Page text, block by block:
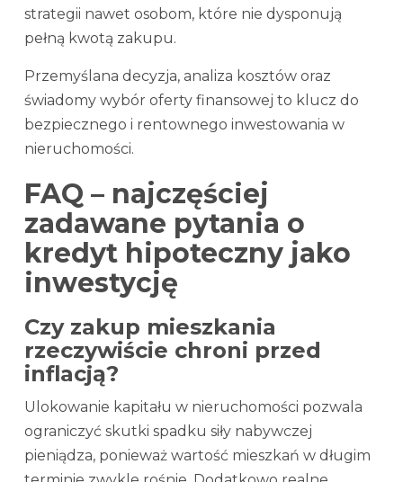
strategii nawet osobom, które nie dysponują
pełną kwotą zakupu.
Przemyślana decyzja, analiza kosztów oraz
świadomy wybór oferty finansowej to klucz do
bezpiecznego i rentownego inwestowania w
nieruchomości.
FAQ – najczęściej
zadawane pytania o
kredyt hipoteczny jako
inwestycję
Czy zakup mieszkania
rzeczywiście chroni przed
inflacją?
Ulokowanie kapitału w nieruchomości pozwala
ograniczyć skutki spadku siły nabywczej
pieniądza, ponieważ wartość mieszkań w długim